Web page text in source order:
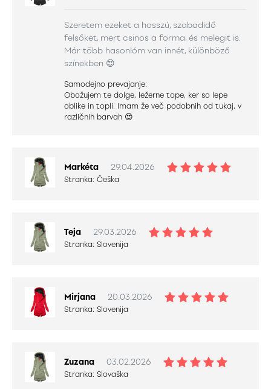
Szeretem ezeket a hosszú, szabadidő
felsőket, mert csinos a forma, és melegit is.
Már több hasonlóm van innét, különböző
színekben 😍
Samodejno prevajanje:
Obožujem te dolge, ležerne tope, ker so lepe
oblike in topli. Imam že več podobnih od tukaj, v
različnih barvah 😍
Markéta 29.04.2026
Stranka: Češka
Teja 29.03.2026
Stranka: Slovenija
Mirjana 20.03.2026
Stranka: Slovenija
Zuzana 03.02.2026
Stranka: Slovaška